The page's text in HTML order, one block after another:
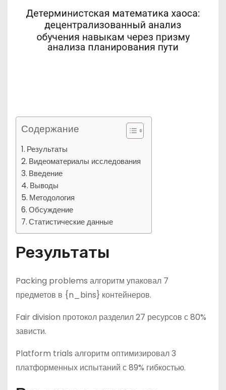
Содержание
Результаты
Видеоматериалы исследования
Введение
Выводы
Методология
Обсуждение
Статистические данные
Результаты
Packing problems алгоритм упаковал 7
предметов в {n_bins} контейнеров.
Fair division протокол разделил 27 ресурсов с 80%
зависти.
Platform trials алгоритм оптимизировал 3
платформенных испытаний с 89% гибкостью.